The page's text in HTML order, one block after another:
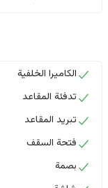
الكاميرا الخلفية
تدفئة المقاعد
تبريد المقاعد
فتحة السقف
بصمة